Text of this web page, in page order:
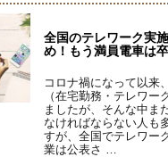
全国のテレワーク実
め！もう満員電車は
コロナ禍になって以来
（在宅勤務・テレワー
ましたが、そんな中ま
なければならない人も
すが、全国でテレワー
業は公表さ …